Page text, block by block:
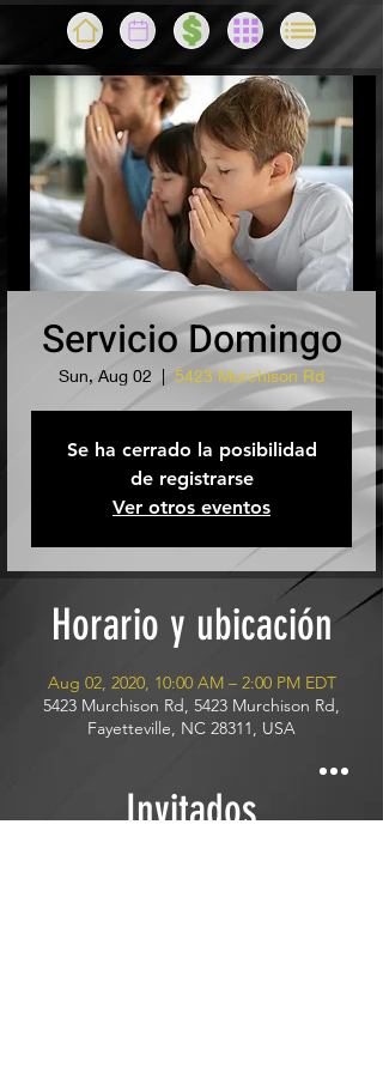
Servicio Domingo
Sun, Aug 02
  |
5423 Murchison Rd
Se ha cerrado la posibilidad
de registrarse
Ver otros eventos
Horario y ubicación
Aug 02, 2020, 10:00 AM – 2:00 PM EDT
5423 Murchison Rd, 5423 Murchison Rd,
Fayetteville, NC 28311, USA
Invitados